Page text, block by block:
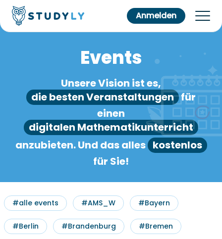
Anmelden
Events
Unsere Vision ist es,
die besten Veranstaltungen für
einen
digitalen Mathematikunterricht
anzubieten. Und das alles kostenlos
für Sie!
#alle events #AMS_W #Bayern
#Berlin #Brandenburg #Bremen